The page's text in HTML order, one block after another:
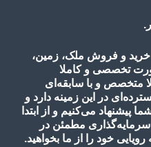
خرید و فروش ملک، زمین،
تخصصی و کاملا
متخصص و با سابقه‌ای
در این زمینه دارد و
پیشنهاد می‌کنیم و از ابتدا
سرمایه‌گذاری مطمئن در
خود را از ما بخواهید.